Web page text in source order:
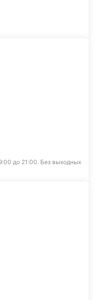
до 21:00. Без выходных